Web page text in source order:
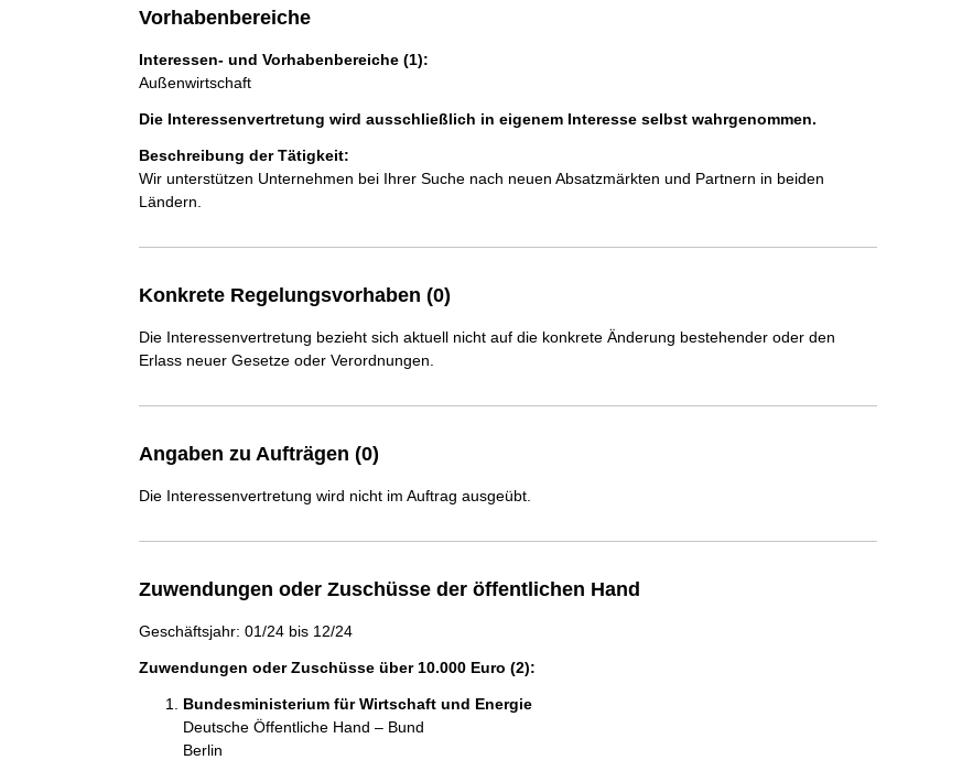
Vorhabenbereiche
Interessen- und Vorhabenbereiche (1):
Außenwirtschaft
Die Interessenvertretung wird ausschließlich in eigenem Interesse selbst wahrgenommen.
Beschreibung der Tätigkeit:
Wir unterstützen Unternehmen bei Ihrer Suche nach neuen Absatzmärkten und Partnern in beiden
Ländern.
Konkrete Regelungsvorhaben (0)
Die Interessenvertretung bezieht sich aktuell nicht auf die konkrete Änderung bestehender oder den
Erlass neuer Gesetze oder Verordnungen.
Angaben zu Aufträgen (0)
Die Interessenvertretung wird nicht im Auftrag ausgeübt.
Zuwendungen oder Zuschüsse der öffentlichen Hand
Geschäftsjahr: 01/24 bis 12/24
Zuwendungen oder Zuschüsse über 10.000 Euro (2):
Bundesministerium für Wirtschaft und Energie
Deutsche Öffentliche Hand – Bund
Berlin